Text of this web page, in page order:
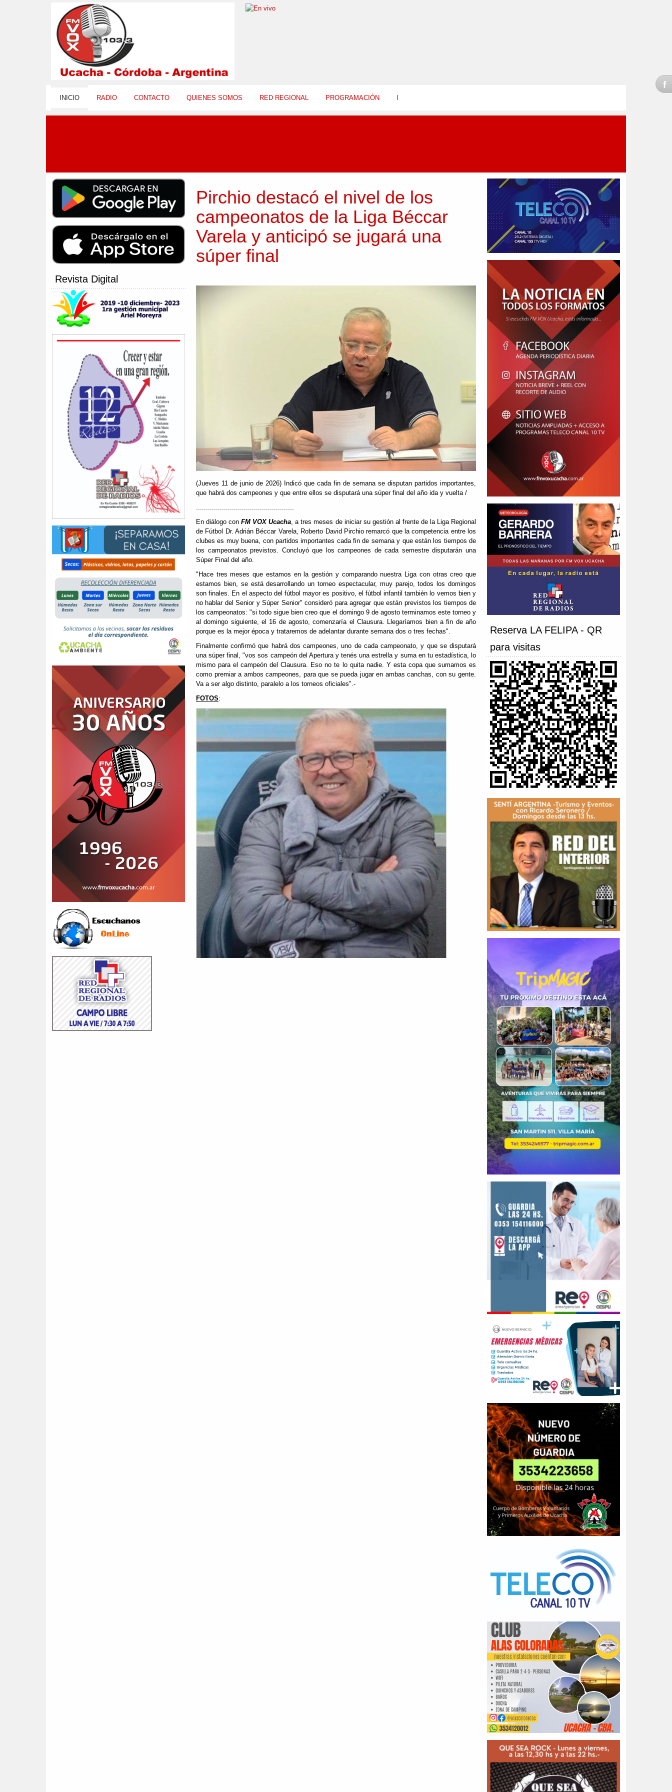
INICIO RADIO CONTACTO QUIENES SOMOS RED REGIONAL PROGRAMACIÓN I
Revista Digital
Pirchio destacó el nivel de los
campeonatos de la Liga Béccar
Varela y anticipó se jugará una
súper final
(Jueves 11 de junio de 2026) Indicó que cada fin de semana se disputan partidos importantes,
que habrá dos campeones y que entre ellos se disputará una súper final del año ida y vuelta /
.................................................
En diálogo conFM VOX Ucacha, a tres meses de iniciar su gestión al frente de la Liga Regional
de Fútbol Dr. Adrián Béccar Varela, Roberto David Pirchio remarcó que la competencia entre los
clubes es muy buena, con partidos importantes cada fin de semana y que están los tiempos de
los campeonatos previstos. Concluyó que los campeones de cada semestre disputarán una
Súper Final del año.
"Hace tres meses que estamos en la gestión y comparando nuestra Liga con otras creo que
estamos bien, se está desarrollando un torneo espectacular, muy parejo, todos los domingos
son finales. En el aspecto del fútbol mayor es positivo, el fútbol infantil también lo vemos bien y
no hablar del Senior y Súper Senior" consideró para agregar que están previstos los tiempos de
los campeonatos: "si todo sigue bien creo que el domingo 9 de agosto terminamos este torneo y
al domingo siguiente, el 16 de agosto, comenzaría el Clausura. Llegaríamos bien a fin de año
porque es la mejor época y trataremos de adelantar durante semana dos o tres fechas".
Finalmente confirmó que habrá dos campeones, uno de cada campeonato, y que se disputará
una súper final, "vos sos campeón del Apertura y tenés una estrella y suma en tu estadística, lo
mismo para el campeón del Clausura. Eso no te lo quita nadie. Y esta copa que sumamos es
como premiar a ambos campeones, para que se pueda jugar en ambas canchas, con su gente.
Va a ser algo distinto, paralelo a los torneos oficiales".-
FOTOS:
Reserva LA FELIPA - QR
para visitas